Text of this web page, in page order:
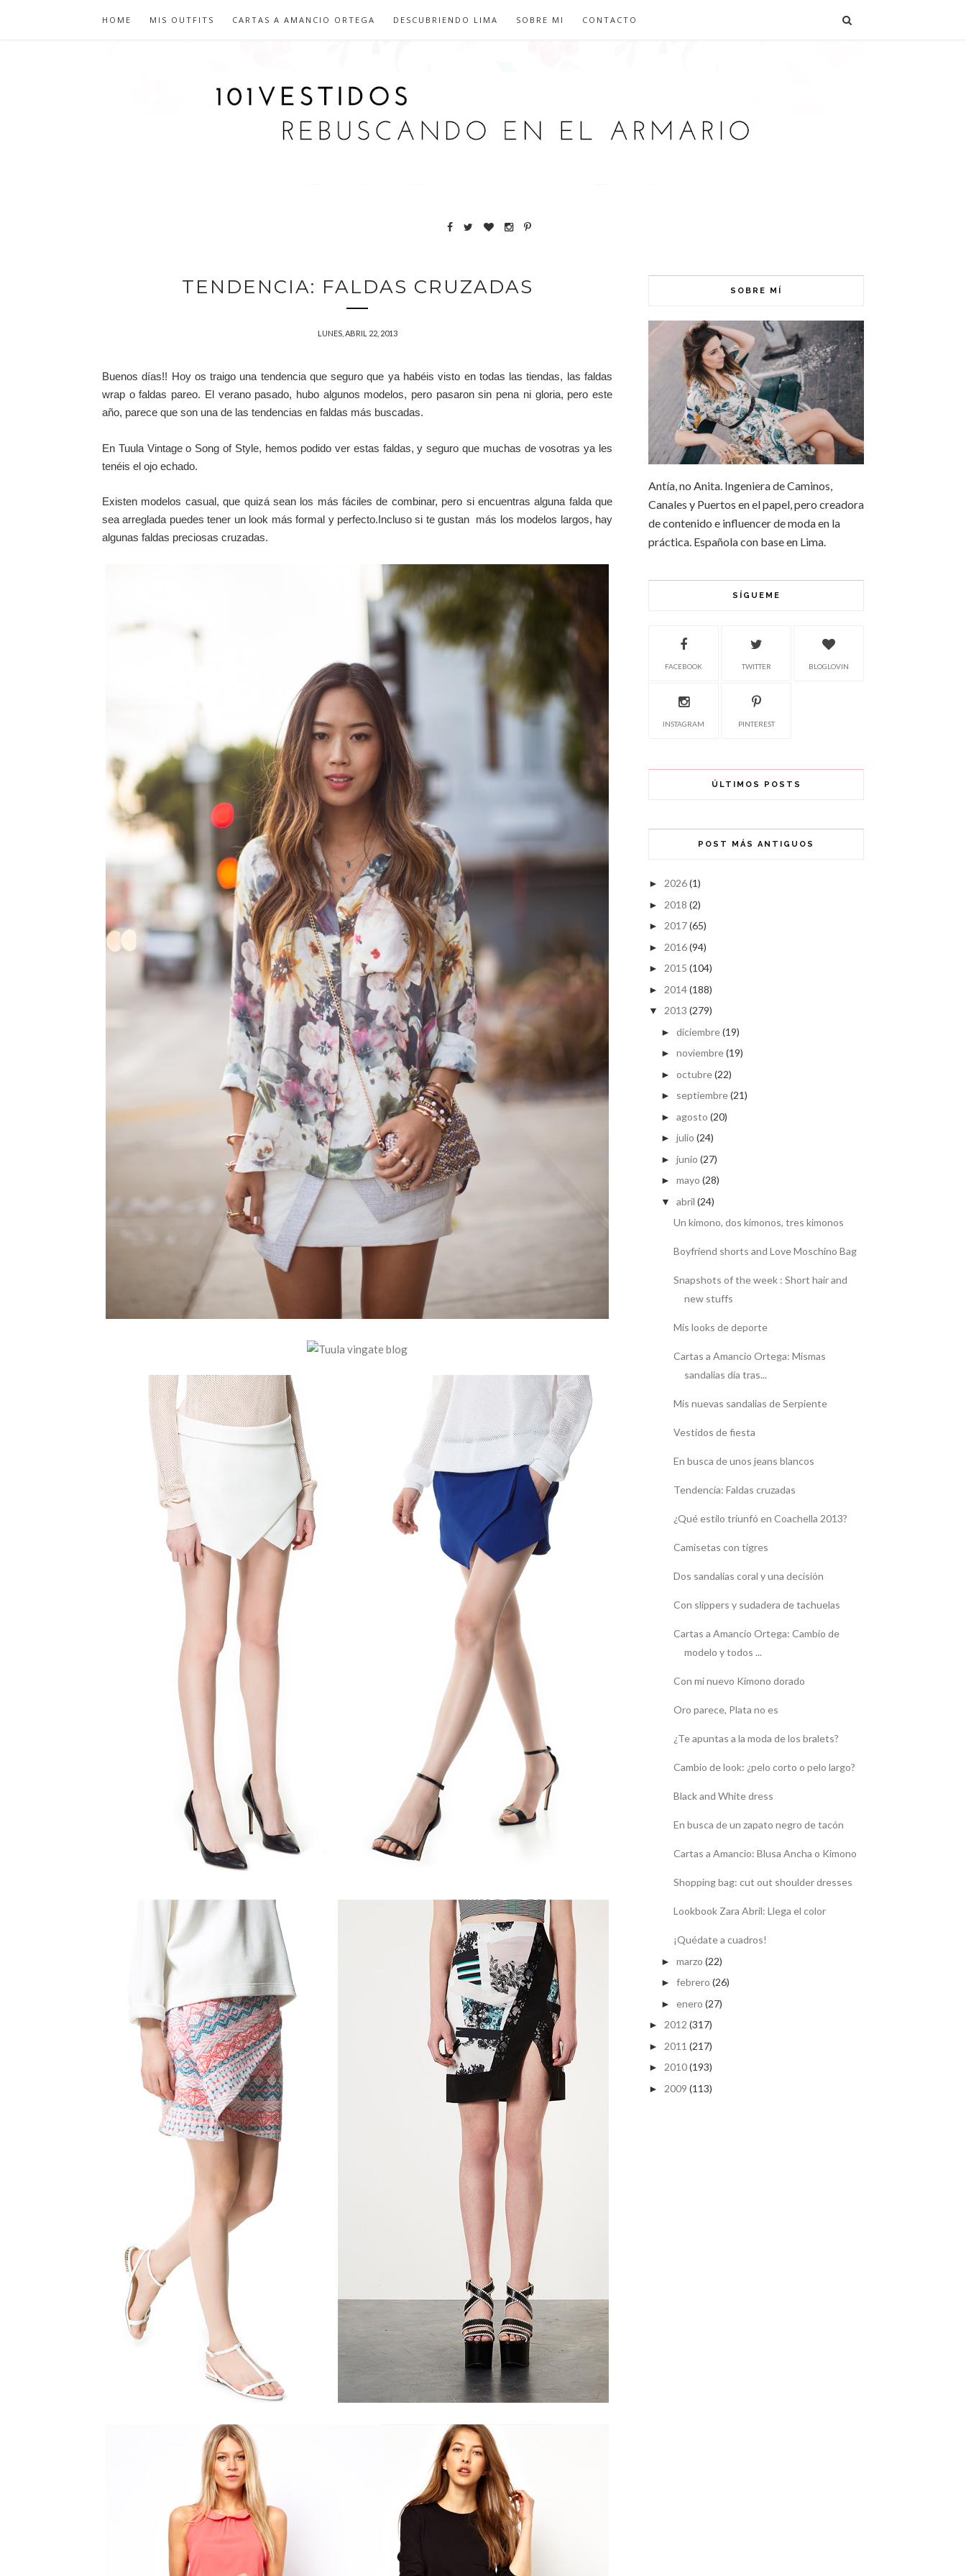
HOME MIS OUTFITS CARTAS A AMANCIO ORTEGA DESCUBRIENDO LIMA SOBRE MI CONTACTO
TENDENCIA: FALDAS CRUZADAS
LUNES, ABRIL 22, 2013
Buenos días!! Hoy os traigo una tendencia que seguro que ya habéis visto en todas las tiendas, las faldas
wrap o faldas pareo. El verano pasado, hubo algunos modelos, pero pasaron sin pena ni gloria, pero este
año, parece que son una de las tendencias en faldas más buscadas.
En Tuula Vintage o Song of Style, hemos podido ver estas faldas, y seguro que muchas de vosotras ya les
tenéis el ojo echado.
Existen modelos casual, que quizá sean los más fáciles de combinar, pero si encuentras alguna falda que
sea arreglada puedes tener un look más formal y perfecto.Incluso si te gustan más los modelos largos, hay
algunas faldas preciosas cruzadas.
SOBRE MÍ
Antía, no Anita. Ingeniera de Caminos,
Canales y Puertos en el papel, pero creadora
de contenido e influencer de moda en la
práctica. Española con base en Lima.
SÍGUEME
FACEBOOK TWITTER BLOGLOVIN
INSTAGRAM PINTEREST
ÚLTIMOS POSTS
POST MÁS ANTIGUOS
► 2026(1)
► 2018 (2)
► 2017(65)
► 2016(94)
► 2015 (104)
► 2014(188)
▼ 2013 (279)
► diciembre(19)
► noviembre(19)
► octubre(22)
► septiembre(21)
► agosto (20)
► julio (24)
► junio (27)
► mayo (28)
▼ abril (24)
Un kimono, dos kimonos, tres kimonos
Boyfriend shorts and Love Moschino Bag
Snapshots of the week : Short hair and
new stuffs
Mis looks de deporte
Cartas a Amancio Ortega: Mismas
sandalias día tras...
Mis nuevas sandalias de Serpiente
Vestidos de fiesta
En busca de unos jeans blancos
Tendencia: Faldas cruzadas
¿Qué estilo triunfó en Coachella 2013?
Camisetas con tigres
Dos sandalias coral y una decisión
Con slippers y sudadera de tachuelas
Cartas a Amancio Ortega: Cambio de
modelo y todos ...
Con mi nuevo Kimono dorado
Oro parece, Plata no es
¿Te apuntas a la moda de los bralets?
Cambio de look: ¿pelo corto o pelo largo?
Black and White dress
En busca de un zapato negro de tacón
Cartas a Amancio: Blusa Ancha o Kimono
Shopping bag: cut out shoulder dresses
Lookbook Zara Abril: Llega el color
¡Quédate a cuadros!
► marzo (22)
► febrero (26)
► enero (27)
► 2012 (317)
► 2011 (217)
► 2010(193)
► 2009 (113)